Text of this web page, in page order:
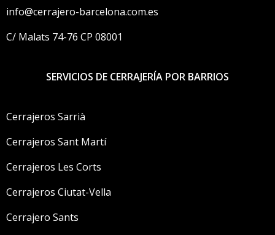
info@cerrajero-barcelona.com.es
C/ Malats 74-76 CP 08001
SERVICIOS DE CERRAJERÍA POR BARRIOS
Cerrajeros Sarrià
Cerrajeros Sant Martí
Cerrajeros Les Corts
Cerrajeros Ciutat-Vella
Cerrajero Sants